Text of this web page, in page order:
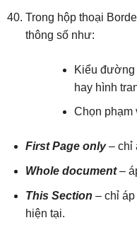
Trong hộp thoại
thông số như:
Kiểu đường
hay hình
Chọn phạm
First Page only– chỉ
Whole document–
This Section – chỉ
hiện tại.